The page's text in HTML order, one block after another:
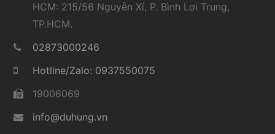
HCM: 215/56 Nguyễn Xí, P. Bình Lợi Trung,
TP.HCM.
02873000246
Hotline/Zalo: 0937550075
19006069
info@duhung.vn